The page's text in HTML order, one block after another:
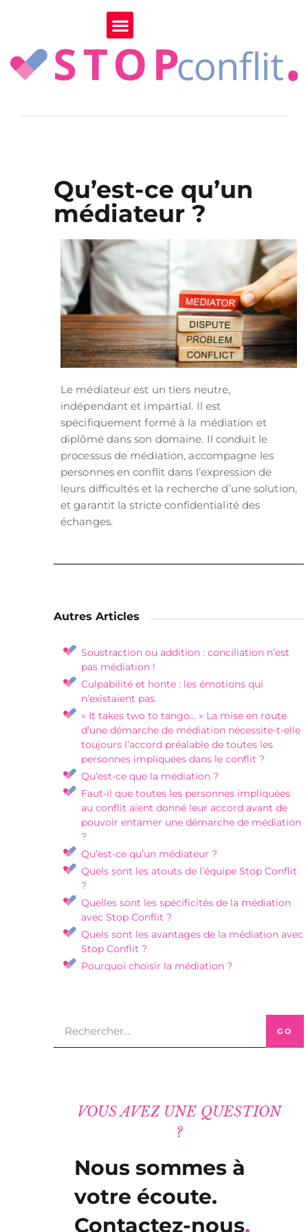
Qu’est-ce qu’un
médiateur ?
Le médiateur est un tiers neutre,
indépendant et impartial. Il est
spécifiquement formé à la médiation et
diplômé dans son domaine. Il conduit le
processus de médiation, accompagne les
personnes en conflit dans l’expression de
leurs difficultés et la recherche d’une solution,
et garantit la stricte confidentialité des
échanges.
Autres Articles
Soustraction ou addition : conciliation n’est
pas médiation !
Culpabilité et honte : les émotions qui
n’existaient pas.
« It takes two to tango… » La mise en route
d’une démarche de médiation nécessite-t-elle
toujours l’accord préalable de toutes les
personnes impliquées dans le conflit ?
Qu’est-ce que la médiation ?
Faut-il que toutes les personnes impliquées
au conflit aient donné leur accord avant de
pouvoir entamer une démarche de médiation
?
Qu’est-ce qu’un médiateur ?
Quels sont les atouts de l’équipe Stop Conflit
?
Quelles sont les spécificités de la médiation
avec Stop Conflit ?
Quels sont les avantages de la médiation avec
Stop Conflit ?
Pourquoi choisir la médiation ?
GO
VOUS AVEZ UNE QUESTION
?
Nous sommes à
votre écoute.
Contactez-nous.